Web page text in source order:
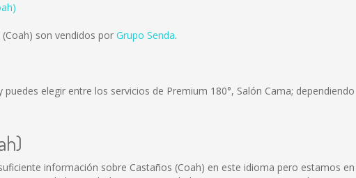
son vendidos por Grupo Senda.
puedes elegir entre los servicios de Premium 180°, Salón Cama;
información sobre Castaños (Coah) en este idioma pero estamos